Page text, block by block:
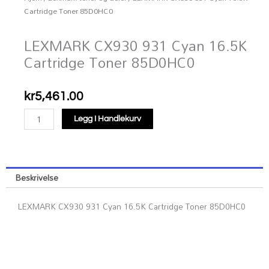
Cartridge Toner 85D0HC0
LEXMARK CX930 931 Cyan 16.5K
Cartridge Toner 85D0HC0
kr5,461.00
LEXMARK
CX930
16.5K
Cartridge
85D0HC0
Legg I Handlekurv
Beskrivelse
LEXMARK CX930 931 Cyan 16.5K Cartridge Toner 85D0HC0